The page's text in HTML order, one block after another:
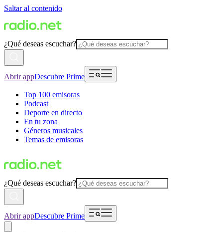
Saltar al contenido
¿Qué deseas escuchar?
Abrir appDescubre Prime
Top 100 emisoras
Podcast
Deporte en directo
En tu zona
Géneros musicales
Temas de emisoras
¿Qué deseas escuchar?
Abrir appDescubre Prime